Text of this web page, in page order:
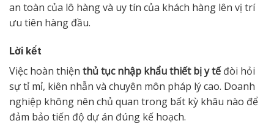
an toàn của lô hàng và uy tín của khách hàng lên vị trí
ưu tiên hàng đầu.
Lời kết
Việc hoàn thiện thủ tục nhập khẩu thiết bị y tếđòi hỏi
sự tỉ mỉ, kiên nhẫn và chuyên môn pháp lý cao. Doanh
nghiệp không nên chủ quan trong bất kỳ khâu nào để
đảm bảo tiến độ dự án đúng kế hoạch.